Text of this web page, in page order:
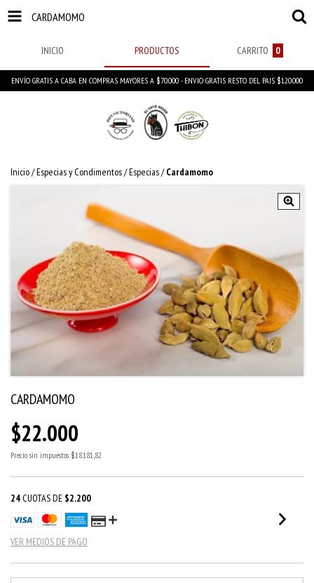
CARDAMOMO
INICIO PRODUCTOS CARRITO 0
ENVÍO GRATIS A CABA EN COMPRAS MAYORES A $70.000 - ENVIO GRATIS RESTO DEL PAIS $120.000
Inicio/Especias y Condimentos/Especias/ Cardamomo
CARDAMOMO
$22.000
Precio sin impuestos $18.181,82
24 CUOTAS DE $2.200
VER MEDIOS DE PAGO